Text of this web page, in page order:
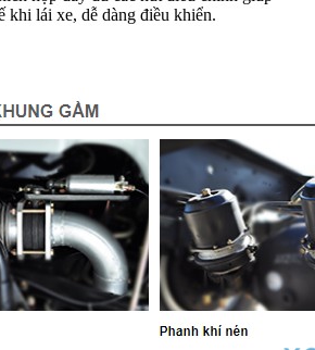
khi lái xe, dễ dàng điều khiển.